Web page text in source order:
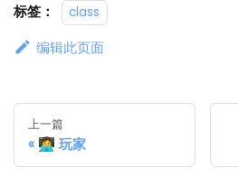
标签： class
编辑此页面
上一篇
👩‍💻 玩家